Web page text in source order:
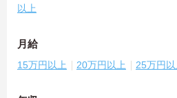
以上
月給
15万円以上 20万円以上 25万円以